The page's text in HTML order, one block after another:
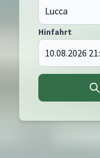
Hinfahrt